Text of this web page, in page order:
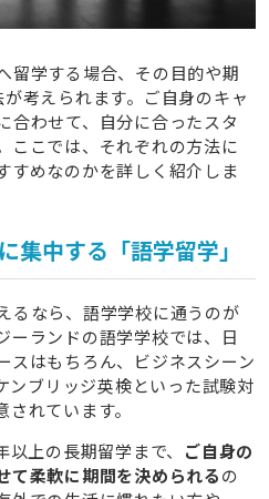
ングホリデーに挑戦できる
ュージーランド留学で実現
ジを見据えたスキルアップ
アルな体験談3選
福祉を学ぶ！現場訪問で得た
さん
テーマにNZで調査したすず
ヶ月！ファームステイで実践
る質問
留学する場合、その目的や期
考えられます。ご自身のキャ
合わせて、自分に合ったスタ
ここでは、それぞれの方法に
すめなのかを詳しく紹介しま
集中する「語学留学」
るなら、語学学校に通うのが
ーランドの語学学校では、日
スはもちろん、ビジネスシーン
ンブリッジ英検といった試験対
れています。
上の長期留学まで、
ご自身の
て柔軟に期間を決められる の